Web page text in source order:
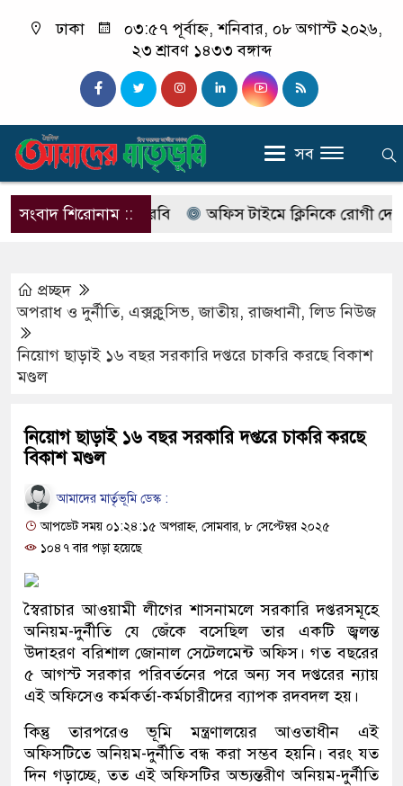
ঢাকা
০৩:৫৭ পূর্বাহ্ন, শনিবার, ০৮ অগাস্ট ২০২৬,
২৩ শ্রাবণ ১৪৩৩ বঙ্গাব্দ
সব
সংবাদ শিরোনাম ::
আসছে এসআরবি অফিস টাইমে ক্লিনিকে রোগী দেখছিলেন
প্রচ্ছদ
অপরাধ ‍ও দুর্নীতি, এক্সক্লুসিভ,জাতীয়,রাজধানী,লিড নিউজ
নিয়োগ ছাড়াই ১৬ বছর সরকারি দপ্তরে চাকরি করছে বিকাশ
মণ্ডল
নিয়োগ ছাড়াই ১৬ বছর সরকারি দপ্তরে চাকরি করছে
বিকাশ মণ্ডল
আমাদের মার্তৃভূমি ডেস্ক :
আপডেট সময় ০১:২৪:১৫ অপরাহ্ন, সোমবার, ৮ সেপ্টেম্বর ২০২৫
১০৪৭ বার পড়া হয়েছে
স্বৈরাচার আওয়ামী লীগের শাসনামলে সরকারি দপ্তরসমূহে
অনিয়ম-দুর্নীতি যে জেঁকে বসেছিল তার একটি জ্বলন্ত
উদাহরণ বরিশাল জোনাল সেটেলমেন্ট অফিস। গত বছরের
৫ আগস্ট সরকার পরিবর্তনের পরে অন্য সব দপ্তরের ন্যায়
এই অফিসেও কর্মকর্তা-কর্মচারীদের ব্যাপক রদবদল হয়।
কিন্তু তারপরেও ভূমি মন্ত্রণালয়ের আওতাধীন এই
অফিসটিতে অনিয়ম-দুর্নীতি বন্ধ করা সম্ভব হয়নি। বরং যত
দিন গড়াচ্ছে, তত এই অফিসটির অভ্যন্তরীণ অনিয়ম-দুর্নীতি